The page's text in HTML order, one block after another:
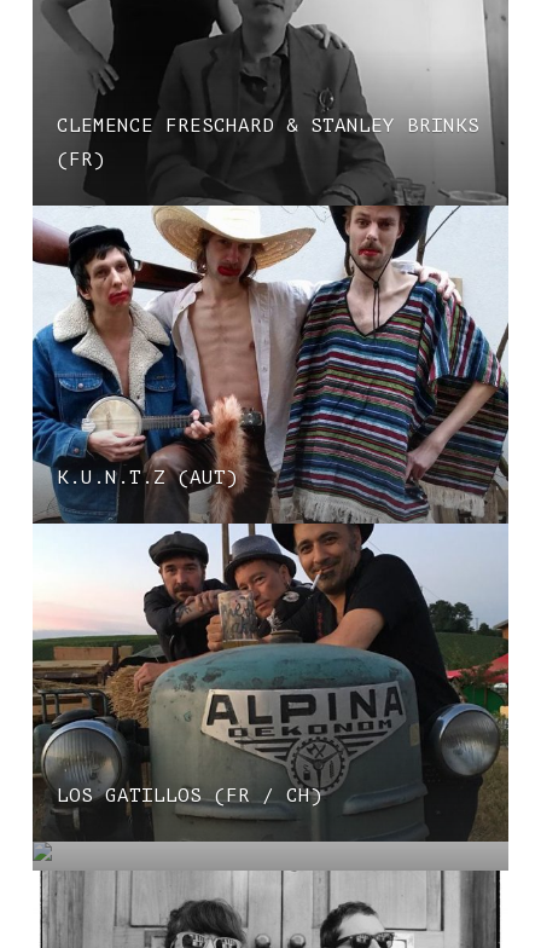
CLEMENCE FRESCHARD & STANLEY BRINKS
(FR)
K.U.N.T.Z (AUT)
LOS GATILLOS (FR / CH)
THE VAGOOS (DE)